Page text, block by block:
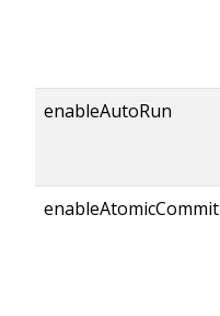
enableAutoRun
enableAtomicCommit